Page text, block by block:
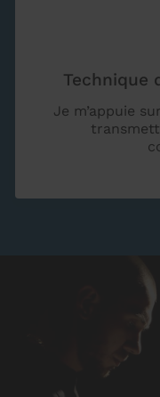
Technique
Je m’appuie